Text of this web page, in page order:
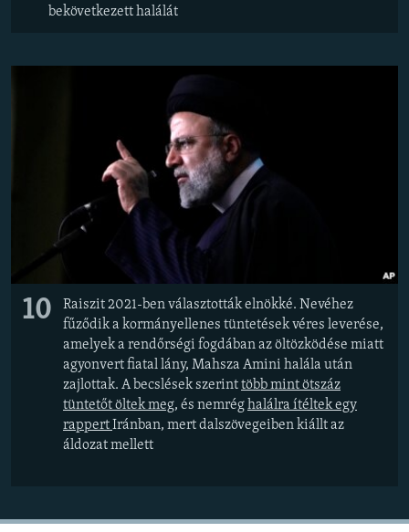
bekövetkezett halálát
10
Raiszit 2021-ben választották elnökké. Nevéhez
fűződik a kormányellenes tüntetések véres leverése,
amelyek a rendőrségi fogdában az öltözködése miatt
agyonvert fiatal lány, Mahsza Amini halála után
zajlottak. A becslések szerinttöbb mint ötszáz
tüntetőt öltek meg, és nemréghalálra ítéltek egy
rappertIránban, mert dalszövegeiben kiállt az
áldozat mellett